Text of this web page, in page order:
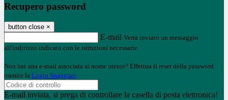
Recupero password
button close ×
E-mail Verrà inviato un messaggio
all'indirizzo indicato con le istruzioni necessarie.
Non hai una e-mail associata al nome utente? Effettua il reset della password
tramite la Login Spaggiari
E-mail inviata, si prega di controllare la casella di posta elettronica!